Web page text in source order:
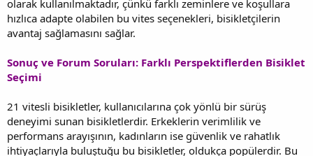
olarak kullanılmaktadır, çünkü farklı zeminlere ve koşullara
hızlıca adapte olabilen bu vites seçenekleri, bisikletçilerin
avantaj sağlamasını sağlar.
Sonuç ve Forum Soruları: Farklı Perspektiflerden Bisiklet
Seçimi
21 vitesli bisikletler, kullanıcılarına çok yönlü bir sürüş
deneyimi sunan bisikletlerdir. Erkeklerin verimlilik ve
performans arayışının, kadınların ise güvenlik ve rahatlık
ihtiyaçlarıyla buluştuğu bu bisikletler, oldukça popülerdir. Bu